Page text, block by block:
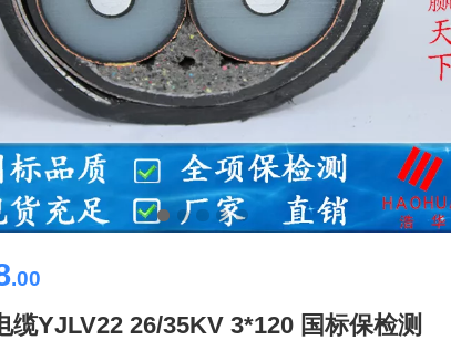
.00
缆YJLV22 26/35KV 3*120 国标保检测